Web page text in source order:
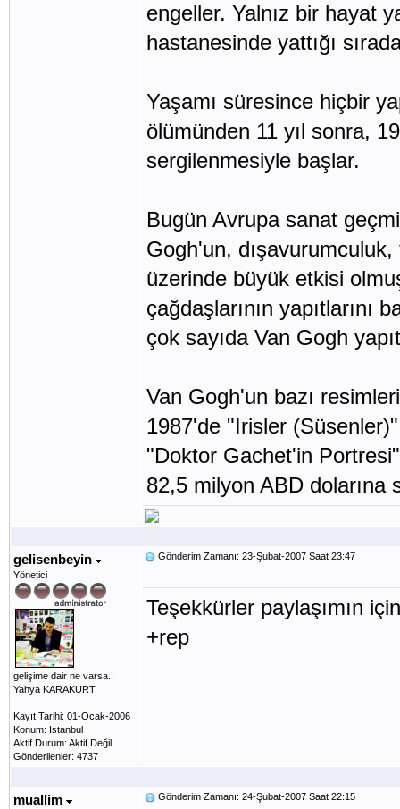
engeller. Yalnız bir hayat
hastanesinde yattığı
Yaşamı süresince hiçbir
ölümünden 11 yıl sonra,
sergilenmesiyle başlar.
Bugün Avrupa sanat
Gogh'un,
üzerinde büyük etkisi
çağdaşlarının yapıtlarını
çok sayıda Van Gogh
Van Gogh'un bazı
1987'de "Irisler
"Doktor Gachet'in
82,5 milyon ABD dolarına
gelisenbeyin
Yönetici
gelişime dair ne varsa..
Yahya KARAKURT
Kayıt Tarihi: 01-Ocak-2006
Konum: Istanbul
Aktif Durum: Aktif Değil
Gönderilenler: 4737
Gönderim Zamanı: 23-Şubat-2007 Saat 23:47
Teşekkürler paylaşımın için
+rep
muallim Gönderim Zamanı: 24-Şubat-2007 Saat 22:15